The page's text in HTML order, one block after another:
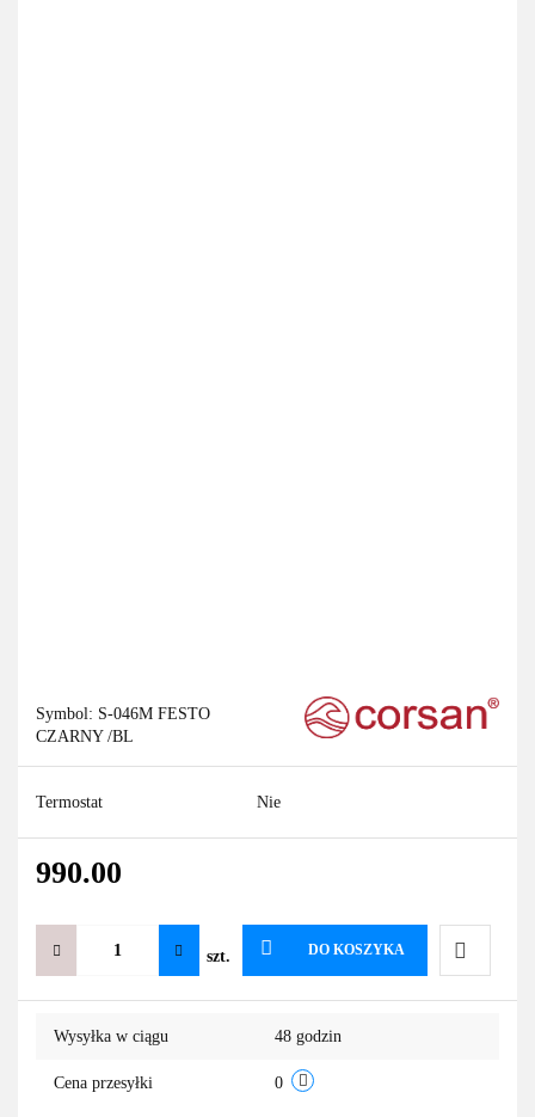
Symbol: S-046M FESTO
CZARNY /BL
Termostat Nie
990.00
szt. DO KOSZYKA
Do
Wysyłka w ciągu 48 godzin
Cena przesyłki 0